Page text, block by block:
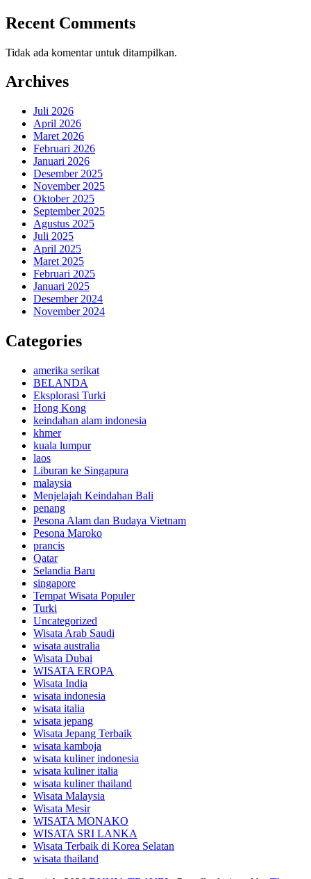
Recent Comments
Tidak ada komentar untuk ditampilkan.
Archives
Juli 2026
April 2026
Maret 2026
Februari 2026
Januari 2026
Desember 2025
November 2025
Oktober 2025
September 2025
Agustus 2025
Juli 2025
April 2025
Maret 2025
Februari 2025
Januari 2025
Desember 2024
November 2024
Categories
amerika serikat
BELANDA
Eksplorasi Turki
Hong Kong
keindahan alam indonesia
khmer
kuala lumpur
laos
Liburan ke Singapura
malaysia
Menjelajah Keindahan Bali
penang
Pesona Alam dan Budaya Vietnam
Pesona Maroko
prancis
Qatar
Selandia Baru
singapore
Tempat Wisata Populer
Turki
Uncategorized
Wisata Arab Saudi
wisata australia
Wisata Dubai
WISATA EROPA
Wisata India
wisata indonesia
wisata italia
wisata jepang
Wisata Jepang Terbaik
wisata kamboja
wisata kuliner indonesia
wisata kuliner italia
wisata kuliner thailand
Wisata Malaysia
Wisata Mesir
WISATA MONAKO
WISATA SRI LANKA
Wisata Terbaik di Korea Selatan
wisata thailand